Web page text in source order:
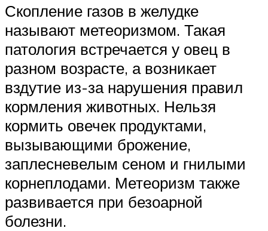
Скопление газов в желудке
называют метеоризмом. Такая
патология встречается у овец в
разном возрасте, а возникает
вздутие из-за нарушения правил
кормления животных. Нельзя
кормить овечек продуктами,
вызывающими брожение,
заплесневелым сеном и гнилыми
корнеплодами. Метеоризм также
развивается при безоарной
болезни.